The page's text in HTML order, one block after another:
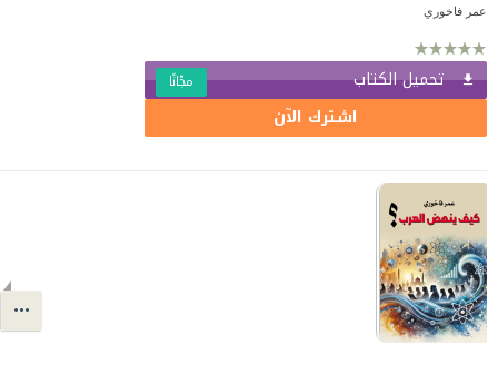
عمر فاخوري
تحميل الكتاب مجّانًا
اشترك الآن